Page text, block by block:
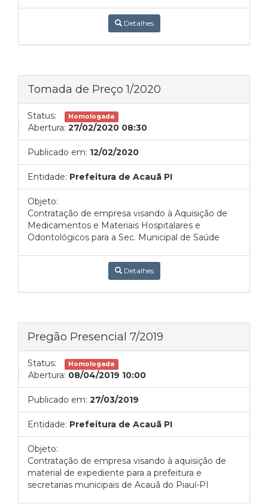
Detalhes
Tomada de Preço 1/2020
Status: Homologada
Abertura: 27/02/2020 08:30
Publicado em: 12/02/2020
Entidade: Prefeitura de Acauã PI
Objeto:
Contratação de empresa visando à Aquisição de
Medicamentos e Materiais Hospitalares e
Odontológicos para a Sec. Municipal de Saúde
Detalhes
Pregão Presencial 7/2019
Status: Homologada
Abertura: 08/04/2019 10:00
Publicado em: 27/03/2019
Entidade: Prefeitura de Acauã PI
Objeto:
Contratação de empresa visando à aquisição de
material de expediente para a prefeitura e
secretarias municipais de Acauã do Piauí-PI